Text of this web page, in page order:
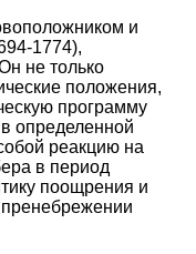
и
1774),
не только
положения,
программу
определенной
реакцию на
в период
поощрения и